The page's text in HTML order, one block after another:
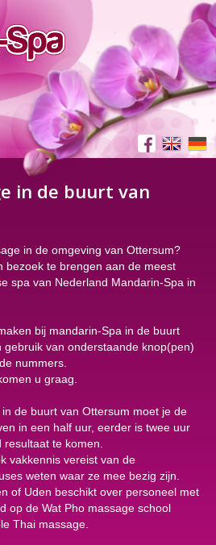
in de buurt van
in de omgeving van Ottersum?
bezoek te brengen aan de meest
spa van Nederland Mandarin-Spa in
bij mandarin-Spa in de buurt
van onderstaande knop(pen)
nummers.
u graag.
de buurt van Ottersum moet je de
in een half uur, eerder is twee uur
te komen.
vakkennis vereist van de
weten waar ze mee bezig zijn.
of Uden beschikt over personeel met
op de Wat Pho massage school
Thai massage.